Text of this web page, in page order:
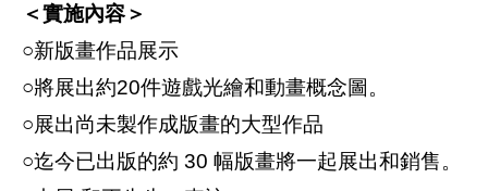
＜實施內容＞
○新版畫作品展示
○將展出約20件遊戲光繪和動畫概念圖。
○展出尚未製作成版畫的大型作品
○迄今已出版的約 30 幅版畫將一起展出和銷售。